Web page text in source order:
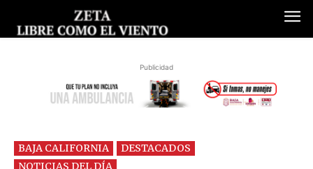
Publicidad
BAJA CALIFORNIA
DESTACADOS
NOTICIAS DEL DÍA